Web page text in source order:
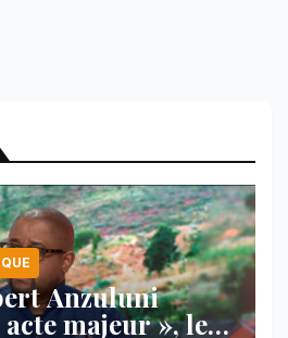
Anzuluni
majeur », le